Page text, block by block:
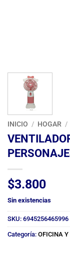
INICIO / HOGAR /
$3.800
Sin existencias
SKU: 6945256465996
Categoría: OFICINA Y